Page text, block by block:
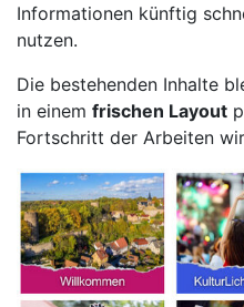
Informationen künftig
nutzen.
Die bestehenden Inhalte
in einem frischen Layout
Fortschritt der Arbeiten